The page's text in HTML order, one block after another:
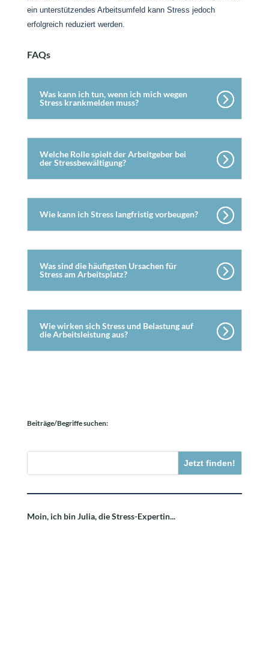
ein unterstützendes Arbeitsumfeld kann Stress jedoch
erfolgreich reduziert werden.
FAQs
Was kann ich tun, wenn ich mich wegen
Stress krankmelden muss?
Welche Rolle spielt der Arbeitgeber bei
der Stressbewältigung?
Wie kann ich Stress langfristig vorbeugen?
Was sind die häufigsten Ursachen für
Stress am Arbeitsplatz?
Wie wirken sich Stress und Belastung auf
die Arbeitsleistung aus?
Beiträge/Begriffe suchen:
Jetzt finden!
Moin, ich bin Julia, die Stress-Expertin...